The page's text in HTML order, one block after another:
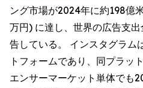
ング市場が2024年に約198億
万円) に達し、世界の広告支
告している。 インスタグラム
トフォームであり、同プラッ
エンサーマーケット単体でも